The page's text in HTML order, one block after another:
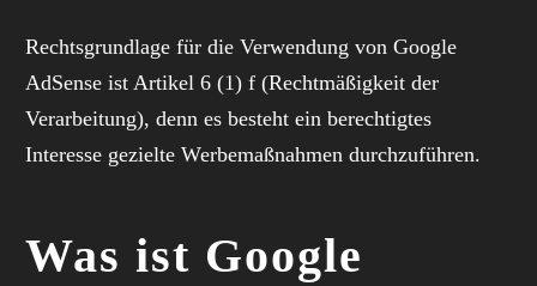
Rechtsgrundlage für die Verwendung von Google
AdSense ist Artikel 6 (1) f (Rechtmäßigkeit der
Verarbeitung), denn es besteht ein berechtigtes
Interesse gezielte Werbemaßnahmen durchzuführen.
Was ist Google